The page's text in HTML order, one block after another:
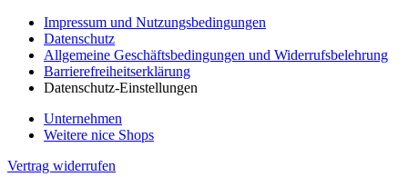
Impressum und Nutzungsbedingungen
Datenschutz
Allgemeine Geschäftsbedingungen und Widerrufsbelehrung
Barrierefreiheitserklärung
Datenschutz-Einstellungen
Unternehmen
Weitere nice Shops
Vertrag widerrufen